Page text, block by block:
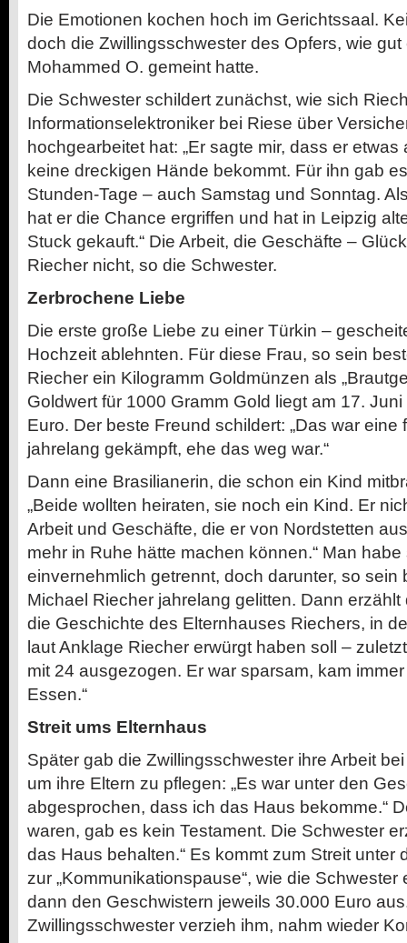
Die Emotionen kochen hoch im Gerichtssaal.
doch die Zwillingsschwester des Opfers, wie
Mohammed O. gemeint hatte.
Die Schwester schildert zunächst, wie sich
Informationselektroniker bei Riese über
hochgearbeitet hat: „Er sagte mir, dass er
keine dreckigen Hände bekommt. Für ihn gab
Stunden-Tage –­ auch Samstag und Sonntag.
hat er die Chance ergriffen und hat in Leipzig
Stuck gekauft.“ Die Arbeit, die Geschäfte –
Riecher nicht, so die Schwester.
Zerbrochene Liebe
Die erste große Liebe zu einer Türkin –­
Hochzeit ablehnten. Für diese Frau, so sein
Riecher ein Kilogramm Goldmünzen als
Goldwert für 1000 Gramm Gold liegt am 17.
Euro. Der beste Freund schildert: „Das war
jahrelang gekämpft, ehe das weg war.“
Dann eine Brasilianerin, die schon ein Kind
„Beide wollten heiraten, sie noch ein Kind. Er
Arbeit und Geschäfte, die er von Nordstetten
mehr in Ruhe hätte machen können.“ Man
einvernehmlich getrennt, doch darunter, so sein
Michael Riecher jahrelang gelitten. Dann
die Geschichte des Elternhauses Riechers, in
laut Anklage Riecher erwürgt haben soll –
mit 24 ausgezogen. Er war sparsam, kam
Essen.“
Streit ums Elternhaus
Später gab die Zwillingsschwester ihre Arbeit
um ihre Eltern zu pflegen: „Es war unter den
abgesprochen, dass ich das Haus bekomme.“
waren, gab es kein Testament. Die Schwester
das Haus behalten.“ Es kommt zum Streit unter
zur „Kommunikationspause“, wie die
dann den Geschwistern jeweils 30.000 Euro
Zwillingsschwester verzieh ihm, nahm wieder